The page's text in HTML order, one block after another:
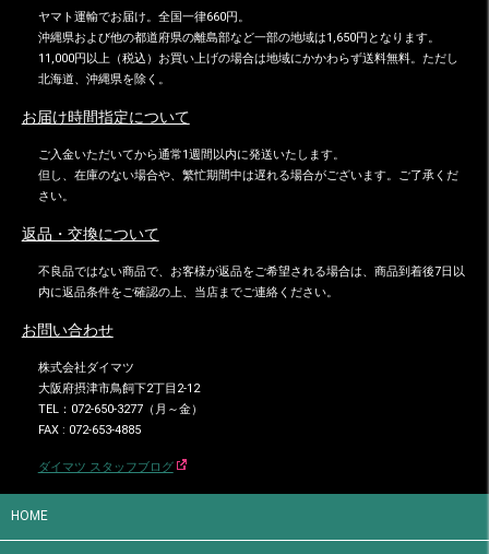
ヤマト運輸でお届け。全国一律660円。
沖縄県および他の都道府県の離島部など一部の地域は1,650円となります。
11,000円以上（税込）お買い上げの場合は地域にかかわらず送料無料。ただし
北海道、沖縄県を除く。
お届け時間指定について
ご入金いただいてから通常1週間以内に発送いたします。
但し、在庫のない場合や、繁忙期間中は遅れる場合がございます。ご了承くだ
さい。
返品・交換について
不良品ではない商品で、お客様が返品をご希望される場合は、商品到着後7日以
内に返品条件をご確認の上、当店までご連絡ください。
お問い合わせ
株式会社ダイマツ
大阪府摂津市鳥飼下2丁目2-12
TEL：072-650-3277（月～金）
FAX : 072-653-4885
ダイマツ スタッフブログ
HOME